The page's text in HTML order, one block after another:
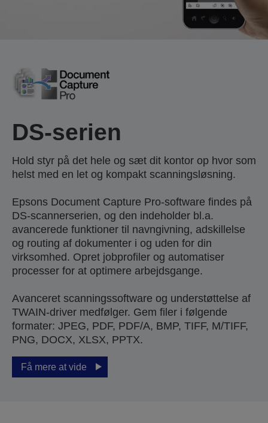
DS-serien
Hold styr på det hele og sæt dit kontor op hvor som
helst med en let og kompakt scanningsløsning.
Epsons Document Capture Pro-software findes på
DS-scannerserien, og den indeholder bl.a.
avancerede funktioner til navngivning, adskillelse
og routing af dokumenter i og uden for din
virksomhed. Opret jobprofiler og automatiser
processer for at optimere arbejdsgange.
Avanceret scanningssoftware og understøttelse af
TWAIN-driver medfølger. Gem filer i følgende
formater: JPEG, PDF, PDF/A, BMP, TIFF, M/TIFF,
PNG, DOCX, XLSX, PPTX.
Få mere at vide